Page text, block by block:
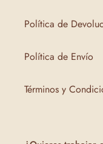
Política de
Política de Envío
Términos y